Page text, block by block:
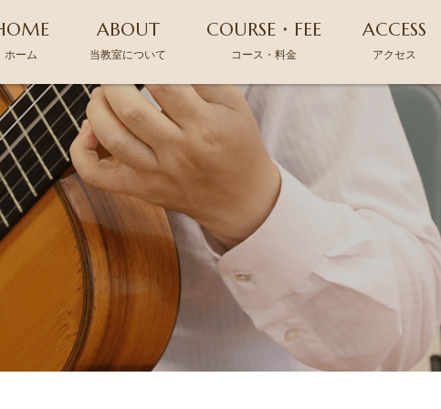
ホーム
ABOUT
当教室について
COURSE・FEE
コース・料金
ACCESS
アクセス